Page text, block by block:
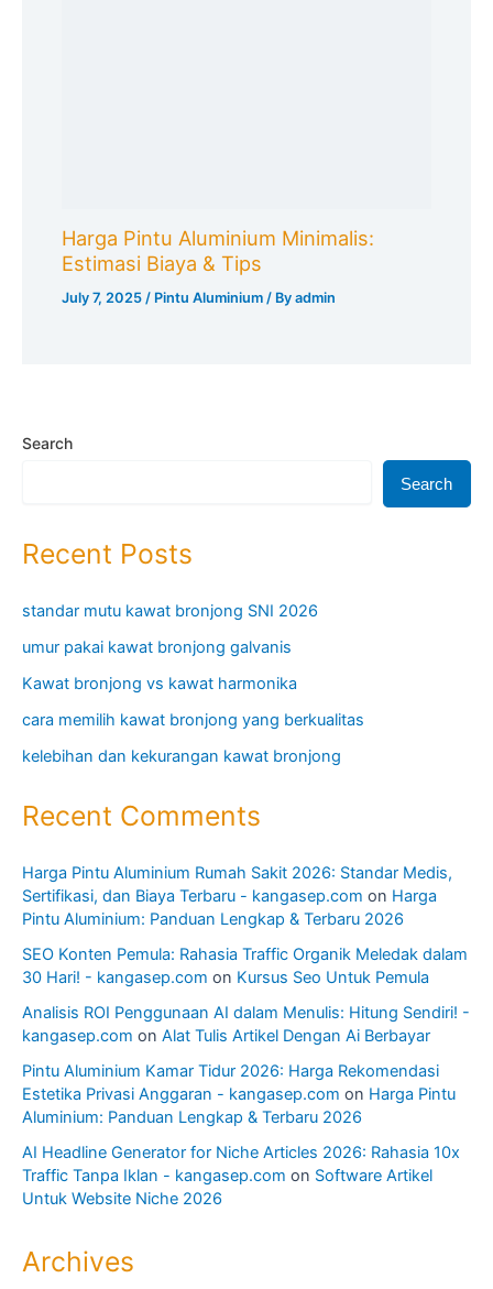
Harga Pintu Aluminium Minimalis:
Estimasi Biaya & Tips
July 7, 2025 / Pintu Aluminium / Byadmin
Search
Search
Recent Posts
standar mutu kawat bronjong SNI 2026
umur pakai kawat bronjong galvanis
Kawat bronjong vs kawat harmonika
cara memilih kawat bronjong yang berkualitas
kelebihan dan kekurangan kawat bronjong
Recent Comments
Harga Pintu Aluminium Rumah Sakit 2026: Standar Medis,
Sertifikasi, dan Biaya Terbaru - kangasep.com on Harga
Pintu Aluminium: Panduan Lengkap & Terbaru 2026
SEO Konten Pemula: Rahasia Traffic Organik Meledak dalam
30 Hari! - kangasep.com on Kursus Seo Untuk Pemula
Analisis ROI Penggunaan AI dalam Menulis: Hitung Sendiri! -
kangasep.com on Alat Tulis Artikel Dengan Ai Berbayar
Pintu Aluminium Kamar Tidur 2026: Harga Rekomendasi
Estetika Privasi Anggaran - kangasep.com on Harga Pintu
Aluminium: Panduan Lengkap & Terbaru 2026
AI Headline Generator for Niche Articles 2026: Rahasia 10x
Traffic Tanpa Iklan - kangasep.com on Software Artikel
Untuk Website Niche 2026
Archives